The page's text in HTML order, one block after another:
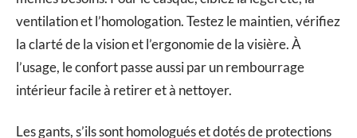
ventilation et l’homologation. Testez le maintien, vérifiez
la clarté de la vision et l’ergonomie de la visière. À
l’usage, le confort passe aussi par un rembourrage
intérieur facile à retirer et à nettoyer.
Les gants, s’ils sont homologués et dotés de protections